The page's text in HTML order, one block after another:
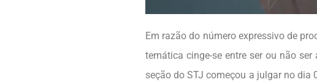
Em razão do número expressivo de
temática cinge-se entre ser ou não
seção do STJ começou a julgar no